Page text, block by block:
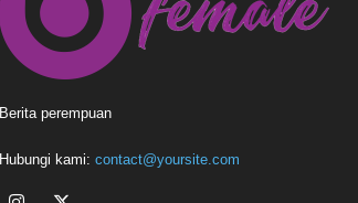
Berita perempuan
Hubungi kami: contact@yoursite.com